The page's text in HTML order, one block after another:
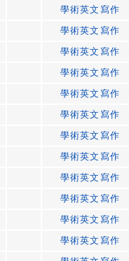
學術英文寫作
學術英文寫作
學術英文寫作
學術英文寫作
學術英文寫作
學術英文寫作
學術英文寫作
學術英文寫作
學術英文寫作
學術英文寫作
學術英文寫作
學術英文寫作